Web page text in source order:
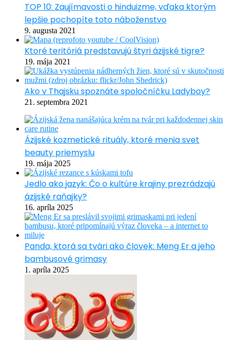
TOP 10: Zaujímavosti o hinduizme, vďaka ktorým
lepšie pochopíte toto náboženstvo
9. augusta 2021
Ktoré teritóriá predstavujú štyri ázijské tigre?
19. mája 2021
Ako v Thajsku spoznáte spoločníčku Ladyboy?
21. septembra 2021
Ázijské kozmetické rituály, ktoré menia svet
beauty priemyslu
19. mája 2025
Jedlo ako jazyk: Čo o kultúre krajiny prezrádzajú
ázijské raňajky?
16. apríla 2025
Panda, ktorá sa tvári ako človek: Meng Er a jeho
bambusové grimasy
1. apríla 2025